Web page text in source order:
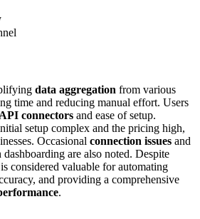
data aggregation from various
time and reducing manual effort. Users
API connectors and ease of setup.
setup complex and the pricing high,
Occasional connection issues and
are also noted. Despite
considered valuable for automating
and providing a comprehensive
.